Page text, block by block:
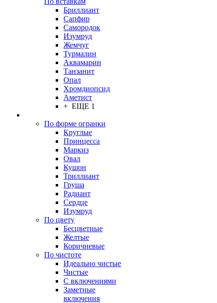
Бриллиант
Сапфир
Самородок
Изумруд
Жемчуг
Турмалин
Аквамарин
Танзанит
Опал
Хромдиопсид
Аметист
+ ЕЩЕ 1
По форме огранки
Круглые
Принцесса
Маркиз
Овал
Кушон
Триллиант
Груша
Радиант
Сердце
Изумруд
По цвету
Бесцветные
Желтые
Коричневые
По чистоте
Идеально чистые
Чистые
С включениями
Заметные
включения